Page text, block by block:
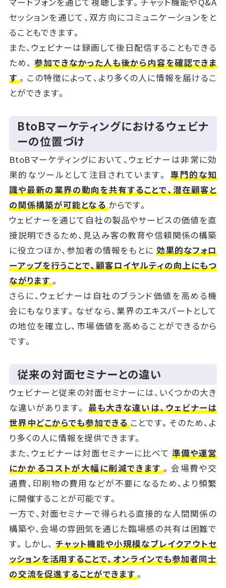
セッションを通じて、双方向にコミュニケーションをと
ることもできます。
また、ウェビナーは録画して後日配信することもできる
ため、参加できなかった人も後から内容を確認できま
す。この特徴によって、より多くの人に情報を届けるこ
とができます。
BtoBマーケティングにおけるウェビナ
ーの位置づけ
BtoBマーケティングにおいて、ウェビナーは非常に効
果的なツールとして注目されています。専門的な知
識や最新の業界の動向を共有することで、潜在顧客と
の関係構築が可能となるからです。
ウェビナーを通じて自社の製品やサービスの価値を直
接説明できるため、見込み客の教育や信頼関係の構築
に役立つほか、参加者の情報をもとに 効果的なフォロ
ーアップを行うことで、顧客ロイヤルティの向上にもつ
ながります。
さらに、ウェビナーは自社のブランド価値を高める機
会にもなります。なぜなら、業界のエキスパートとして
の地位を確立し、市場価値を高めることができるから
です。
従来の対面セミナーとの違い
ウェビナーと従来の対面セミナーには、いくつかの大き
な違いがあります。 最も大きな違いは、ウェビナーは
世界中どこからでも参加できることです。そのため、よ
り多くの人に情報を提供できます。
また、ウェビナーは対面セミナーに比べて準備や運営
にかかるコストが大幅に削減できます。会場費や交
通費、印刷物の費用などが不要になるため、より頻繁
に開催することが可能です。
一方で、対面セミナーで得られる直接的な人間関係の
構築や、会場の雰囲気を通じた臨場感の共有は困難で
す。しかし、チャット機能や小規模なブレイクアウトセ
ッションを活用することで、オンラインでも参加者同士
の交流を促進することができます。